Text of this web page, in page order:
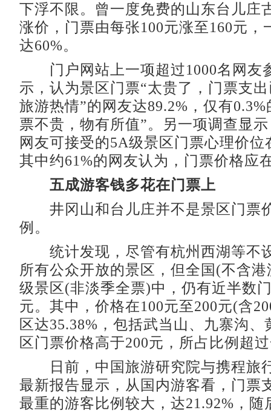
下浮不限。曾一度免费的山东台儿庄
涨价，门票由每张100元涨至160元，
达60%。
门户网站上一项超过1000名网友
示，认为景区门票“太贵了，门票支
旅游热情”的网友达89.2%，仅有
票不贵，物有所值”。另一项调查显
网友可接受的5A级景区门票心理价位
其中约61%的网友认为，门票价格应
五成游客钱多花在门票上
井冈山和台儿庄并不是景区门票
例。
统计发现，尽管有杭州西湖等不
所有公众开放的景区，但全国(不含
级景区(非淡季全票)中，仍有近半数
元。其中，价格在100元至200元(含
区达35.38%，包括武当山、九寨沟、
区门票价格高于200元，所占比例超
日前，中国旅游研究院与携程旅
最新报告显示，从国内游客看，门票
最重的游客比例较大，达21.92%，随